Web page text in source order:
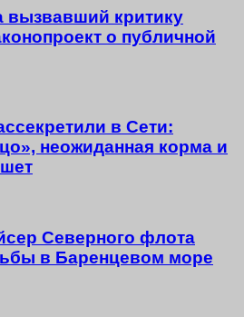
вызвавший критику
о публичной
в Сети:
неожиданная корма и
Северного флота
в Баренцевом море